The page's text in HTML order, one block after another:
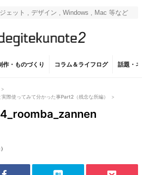
作・ものづくり コラム＆ライフログ 話題・
>
際使ってみて分かった事Part2（残念な所編）
>